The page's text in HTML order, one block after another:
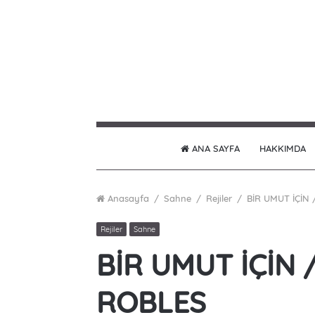
ANA SAYFA HAKKIMDA
Anasayfa / Sahne / Rejiler / BİR UMUT İÇİN
Rejiler Sahne
BİR UMUT İÇİN
ROBLES